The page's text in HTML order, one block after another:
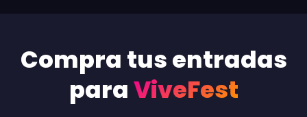
Compra tus entradas
paraViveFest